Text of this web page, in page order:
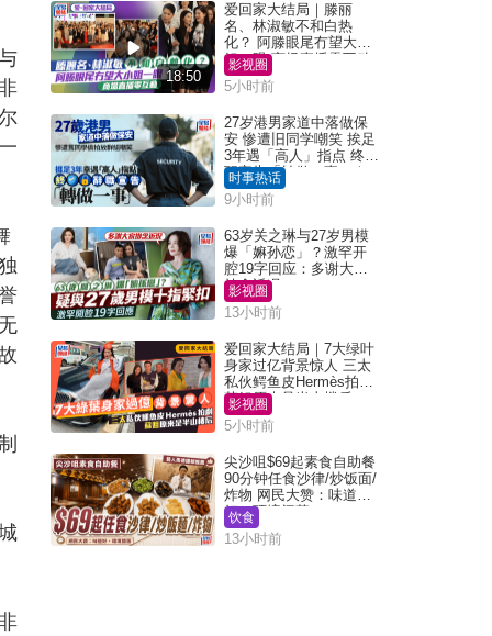
18:50
爱回家大结局｜滕丽
名、林淑敏不和白热
化？ 阿滕眼尾冇望大小
姐一眼 商场直播零互动
影视圈
5小时前
27岁港男家道中落做保
安 惨遭旧同学嘲笑 挨足
3年遇「高人」指点 终辞
职宣告「转做一事」｜
Juicy叮
时事热话
9小时前
63岁关之琳与27岁男模
爆「嫲孙恋」？激罕开
腔19字回应：多谢大家
挂念近况
影视圈
13小时前
爱回家大结局｜7大绿叶
身家过亿背景惊人 三太
私伙鳄鱼皮Hermès拍剧
苏姐原来是半山楼后
影视圈
5小时前
尖沙咀$69起素食自助餐
90分钟任食沙律/炒饭面/
炸物 网民大赞：味道
好，环境阔落
饮食
13小时前